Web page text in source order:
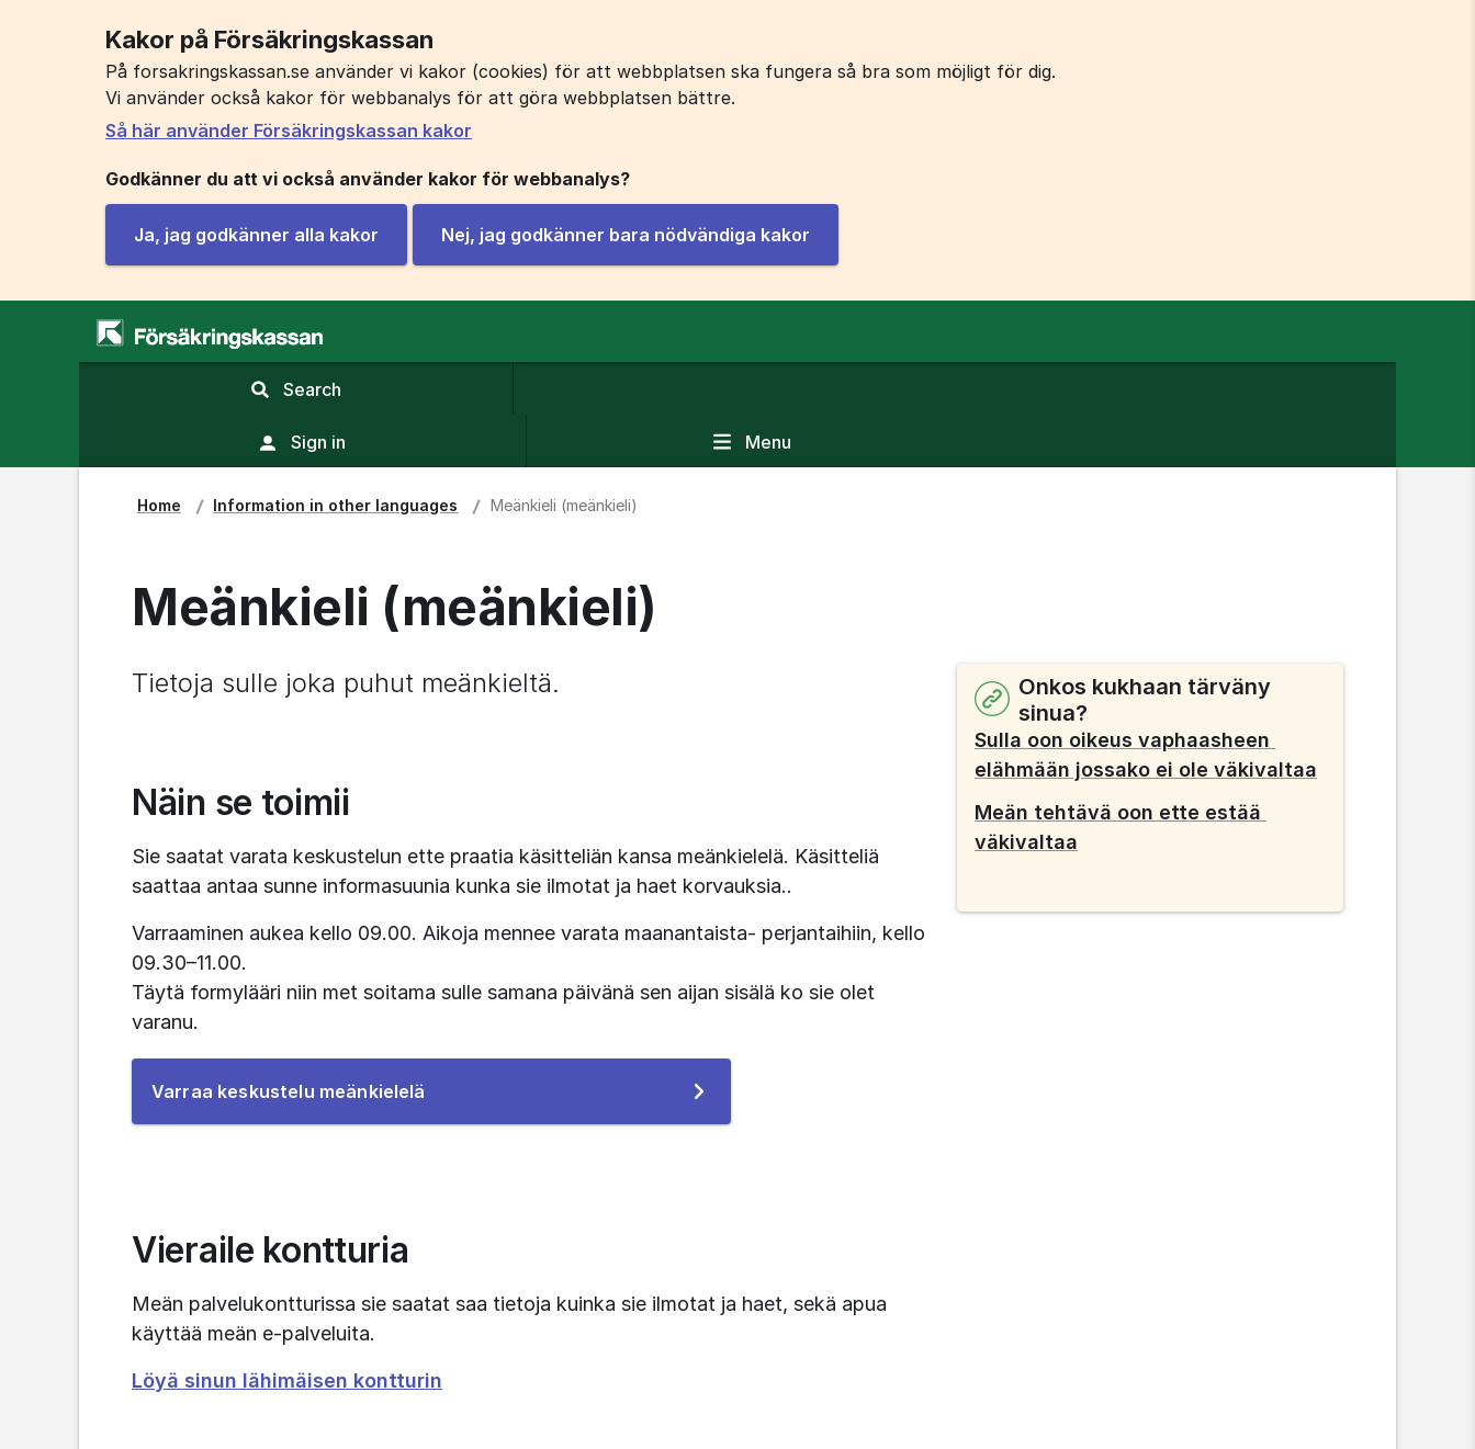
Kakor på Försäkringskassan
På forsakringskassan.se använder vi kakor (cookies) för att webbplatsen ska fungera så bra som möjligt för dig.
Vi använder också kakor för webbanalys för att göra webbplatsen bättre.
Så här använder Försäkringskassan kakor
Godkänner du att vi också använder kakor för webbanalys?
Ja, jag godkänner alla kakor Nej, jag godkänner bara nödvändiga kakor
Search,
search
field
Sign in Menu
Home Information in other languages Meänkieli (meänkieli)
Meänkieli (meänkieli)
Tietoja sulle joka puhut meänkieltä.
Näin se toimii
Sie saatat varata keskustelun ette praatia käsitteliän kansa meänkielelä. Käsitteliä
saattaa antaa sunne informasuunia kunka sie ilmotat ja haet korvauksia..
Varraaminen aukea kello 09.00. Aikoja mennee varata maanantaista- perjantaihiin, kello
09.30–11.00.
Täytä formylääri niin met soitama sulle samana päivänä sen aijan sisälä ko sie olet
varanu.
Varraa keskustelu meänkielelä
Vieraile kontturia
Meän palvelukontturissa sie saatat saa tietoja kuinka sie ilmotat ja haet, sekä apua
käyttää meän e-palveluita.
Löyä sinun lähimäisen kontturin
Onkos kukhaan tärväny
sinua?
Sulla oon oikeus vaphaasheen
elähmään jossako ei ole väkivaltaa
Meän tehtävä oon ette estää
väkivaltaa